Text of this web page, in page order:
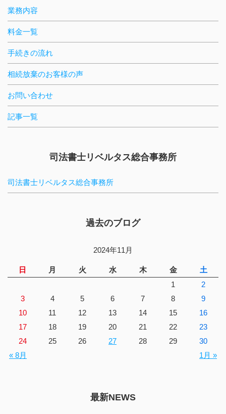
業務内容
料金一覧
手続きの流れ
相続放棄のお客様の声
お問い合わせ
記事一覧
司法書士リベルタス総合事務所
司法書士リベルタス総合事務所
過去のブログ
2024年11月
日 月 火 水 木 金 土
« 8月 1月 »
1
2
3
4 5 6 7 8
9
10
11 12 13 14 15
16
17
18 19 20 21 22
23
24
25 26 27 28 29 30
最新NEWS